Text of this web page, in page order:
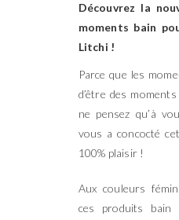
Découvrez la
moments bain
Litchi !
Parce que les
d’être des
ne pensez qu’à
vous a concocté
100% plaisir !
Aux couleurs
ces produits